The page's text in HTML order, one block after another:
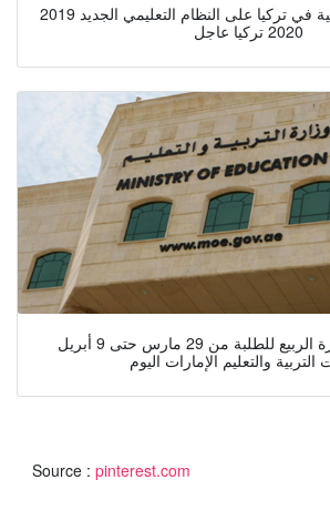
تاريخ العطل المدرسية في تركيا على النظام التعليمي الجديد 2019
2020 تركيا عاجل
التربية حددت إجازة الربيع للطلبة من 29 مارس حتى 9 أبريل
التربية والتعليم الإمارات اليوم
Source : pinterest.com